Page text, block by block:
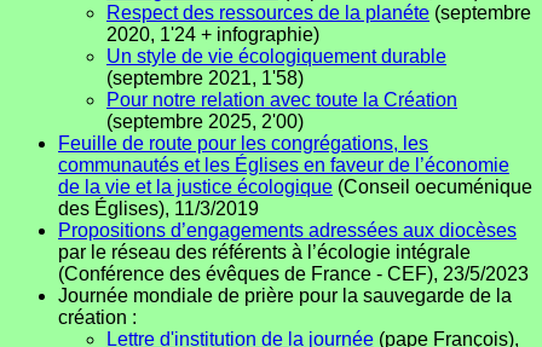
Respect des ressources de la planéte (septembre
2020, 1'24 + infographie)
Un style de vie écologiquement durable
(septembre 2021, 1'58)
Pour notre relation avec toute la Création
(septembre 2025, 2'00)
Feuille de route pour les congrégations, les
communautés et les Églises en faveur de l’économie
de la vie et la justice écologique (Conseil oecuménique
des Églises), 11/3/2019
Propositions d’engagements adressées aux diocèses
par le réseau des référents à l’écologie intégrale
(Conférence des évêques de France - CEF), 23/5/2023
Journée mondiale de prière pour la sauvegarde de la
création :
Lettre d'institution de la journée (pape François),